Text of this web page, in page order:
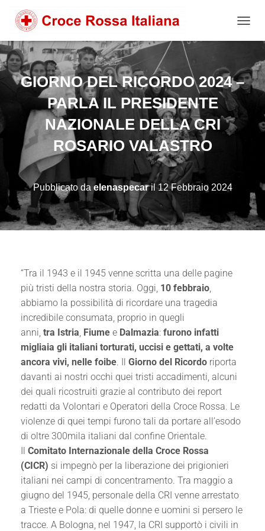
GIORNO DEL RICORDO 2024 –
PARLA IL PRESIDENTE
NAZIONALE DELLA CRI
ROSARIO VALASTRO
Pubblicato da elenaspecaril12 Febbraio 2024
“Tra il 1943 e il 1945 venne scritta una delle pagine
più tristi della nostra storia. Oggi, 10 febbraio,
abbiamo la possibilità di ricordare una tragedia
incredibile consumata, proprio in quegli
anni, tra Istria, Fiume e Dalmazia: furono infatti
migliaia gli italiani torturati, uccisi e gettati, a volte
ancora vivi, nelle foibe. Il Giorno del Ricordo riporta
davanti ai nostri occhi quei tristi accadimenti, alcuni
dei quali ricostruiti grazie al contributo dei report
redatti da Volontari e Operatori della Croce Rossa. Le
violenze di quei tempi furono tali da portare all’esodo
di oltre 300mila italiani dal confine Orientale.
Il Comitato Internazionale della Croce Rossa
(CICR) si impegnò per la liberazione dei prigionieri
italiani nei campi di concentramento. Tra maggio a
giugno del 1945, personale della CRI venne arrestato
a Trieste e Pola: di quelle donne e uomini si persero le
tracce. A Bologna, nel 1947, la CRI supportò i civili in